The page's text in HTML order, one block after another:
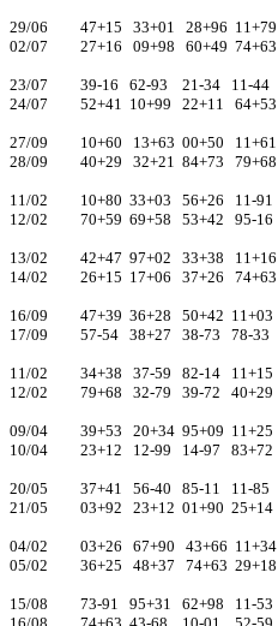
29/06 47+15 33+01 28+96 11+79
02/07 27+16 09+98 60+49 74+63
23/07 39-16 62-93 21-34 11-44
24/07 52+41 10+99 22+11 64+53
27/09 10+60 13+63 00+50 11+61
28/09 40+29 32+21 84+73 79+68
11/02 10+80 33+03 56+26 11-91
12/02 70+59 69+58 53+42 95-16
13/02 42+47 97+02 33+38 11+16
14/02 26+15 17+06 37+26 74+63
16/09 47+39 36+28 50+42 11+03
17/09 57-54 38+27 38-73 78-33
11/02 34+38 37-59 82-14 11+15
12/02 79+68 32-79 39-72 40+29
09/04 39+53 20+34 95+09 11+25
10/04 23+12 12-99 14-97 83+72
20/05 37+41 56-40 85-11 11-85
21/05 03+92 23+12 01+90 25+14
04/02 03+26 67+90 43+66 11+34
05/02 36+25 48+37 74+63 29+18
15/08 73-91 95+31 62+98 11-53